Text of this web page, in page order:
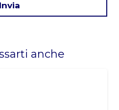
Invia
anche